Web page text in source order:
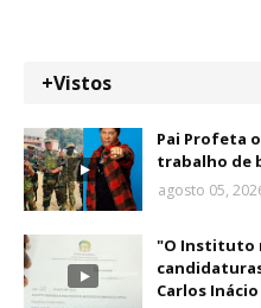
+Vistos
Pai Profeta
trabalho de
agosto 05,
"O Instituto
Carlos Inácio